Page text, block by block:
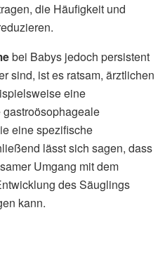
die Häufigkeit und
bei Babys jedoch persistent
sind, ist es ratsam, ärztlichen
eine
gastroösophageale
eine spezifische
lässt sich sagen, dass
Umgang mit dem
des Säuglings
kann.